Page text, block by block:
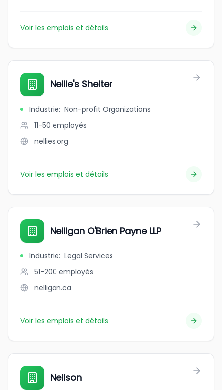
Voir les emplois et détails
Nellie's Shelter
Industrie: Non-profit Organizations
11-50 employés
nellies.org
Voir les emplois et détails
Nelligan O'Brien Payne LLP
Industrie: Legal Services
51-200 employés
nelligan.ca
Voir les emplois et détails
Nellson